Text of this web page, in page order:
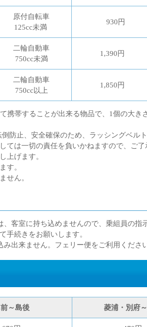
原付自転車
125cc未満
930円
二輪自動車
750cc未満
1,390円
二輪自動車
750cc以上
1,850円
携帯することが出来る物品で、1個の大
、安全確保のため、ラッシングベルト
ては一切の責任を負いかねますので、ご
お願い申し上げます。
す。
せん。
客室に持ち込めませんので、乗組員の指
手続きをお願いします。
出来ません。フェリー便をご利用ください
～島後 菱浦・別府